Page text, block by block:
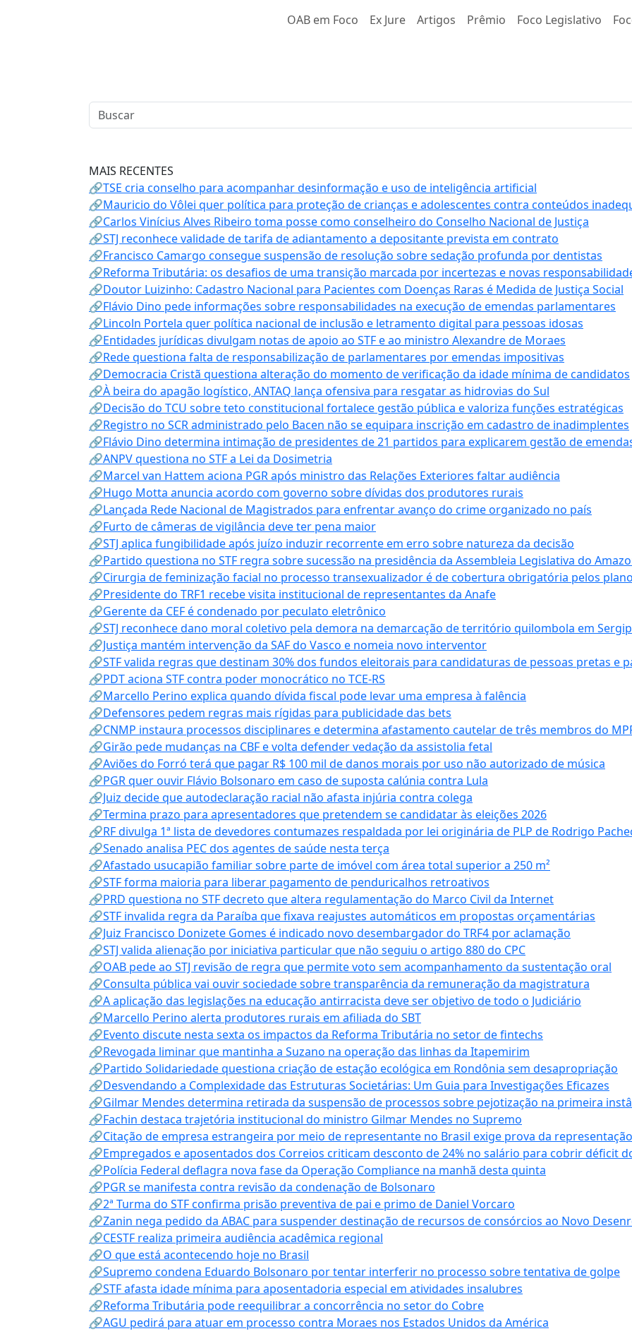
OAB em Foco Ex Jure Artigos Prêmio Foco Legislativo
MAIS RECENTES
🔗TSE cria conselho para acompanhar desinformação e uso de inteligência artificial
🔗Mauricio do Vôlei quer política para proteção de crianças e adolescentes contra conteúdos
🔗Carlos Vinícius Alves Ribeiro toma posse como conselheiro do Conselho Nacional de Justiça
🔗STJ reconhece validade de tarifa de adiantamento a depositante prevista em contrato
🔗Francisco Camargo consegue suspensão de resolução sobre sedação profunda por dentistas
🔗Reforma Tributária: os desafios de uma transição marcada por incertezas e novas
🔗Doutor Luizinho: Cadastro Nacional para Pacientes com Doenças Raras é Medida de Justiça Social
🔗Flávio Dino pede informações sobre responsabilidades na execução de emendas parlamentares
🔗Lincoln Portela quer política nacional de inclusão e letramento digital para pessoas idosas
🔗Entidades jurídicas divulgam notas de apoio ao STF e ao ministro Alexandre de Moraes
🔗Rede questiona falta de responsabilização de parlamentares por emendas impositivas
🔗Democracia Cristã questiona alteração do momento de verificação da idade mínima de candidatos
🔗À beira do apagão logístico, ANTAQ lança ofensiva para resgatar as hidrovias do Sul
🔗Decisão do TCU sobre teto constitucional fortalece gestão pública e valoriza funções estratégicas
🔗Registro no SCR administrado pelo Bacen não se equipara inscrição em cadastro de inadimplentes
🔗Flávio Dino determina intimação de presidentes de 21 partidos para explicarem gestão de
🔗ANPV questiona no STF a Lei da Dosimetria
🔗Marcel van Hattem aciona PGR após ministro das Relações Exteriores faltar audiência
🔗Hugo Motta anuncia acordo com governo sobre dívidas dos produtores rurais
🔗Lançada Rede Nacional de Magistrados para enfrentar avanço do crime organizado no país
🔗Furto de câmeras de vigilância deve ter pena maior
🔗STJ aplica fungibilidade após juízo induzir recorrente em erro sobre natureza da decisão
🔗Partido questiona no STF regra sobre sucessão na presidência da Assembleia Legislativa do
🔗Cirurgia de feminização facial no processo transexualizador é de cobertura obrigatória pelos
🔗Presidente do TRF1 recebe visita institucional de representantes da Anafe
🔗Gerente da CEF é condenado por peculato eletrônico
🔗STJ reconhece dano moral coletivo pela demora na demarcação de território quilombola em
🔗Justiça mantém intervenção da SAF do Vasco e nomeia novo interventor
🔗STF valida regras que destinam 30% dos fundos eleitorais para candidaturas de pessoas pretas e
🔗PDT aciona STF contra poder monocrático no TCE-RS
🔗Marcello Perino explica quando dívida fiscal pode levar uma empresa à falência
🔗Defensores pedem regras mais rígidas para publicidade das bets
🔗CNMP instaura processos disciplinares e determina afastamento cautelar de três membros do
🔗Girão pede mudanças na CBF e volta defender vedação da assistolia fetal
🔗Aviões do Forró terá que pagar R$ 100 mil de danos morais por uso não autorizado de música
🔗PGR quer ouvir Flávio Bolsonaro em caso de suposta calúnia contra Lula
🔗Juiz decide que autodeclaração racial não afasta injúria contra colega
🔗Termina prazo para apresentadores que pretendem se candidatar às eleições 2026
🔗RF divulga 1ª lista de devedores contumazes respaldada por lei originária de PLP de Rodrigo
🔗Senado analisa PEC dos agentes de saúde nesta terça
🔗Afastado usucapião familiar sobre parte de imóvel com área total superior a 250 m²
🔗STF forma maioria para liberar pagamento de penduricalhos retroativos
🔗PRD questiona no STF decreto que altera regulamentação do Marco Civil da Internet
🔗STF invalida regra da Paraíba que fixava reajustes automáticos em propostas orçamentárias
🔗Juiz Francisco Donizete Gomes é indicado novo desembargador do TRF4 por aclamação
🔗STJ valida alienação por iniciativa particular que não seguiu o artigo 880 do CPC
🔗OAB pede ao STJ revisão de regra que permite voto sem acompanhamento da sustentação oral
🔗Consulta pública vai ouvir sociedade sobre transparência da remuneração da magistratura
🔗A aplicação das legislações na educação antirracista deve ser objetivo de todo o Judiciário
🔗Marcello Perino alerta produtores rurais em afiliada do SBT
🔗Evento discute nesta sexta os impactos da Reforma Tributária no setor de fintechs
🔗Revogada liminar que mantinha a Suzano na operação das linhas da Itapemirim
🔗Partido Solidariedade questiona criação de estação ecológica em Rondônia sem desapropriação
🔗Desvendando a Complexidade das Estruturas Societárias: Um Guia para Investigações Eficazes
🔗Gilmar Mendes determina retirada da suspensão de processos sobre pejotização na primeira
🔗Fachin destaca trajetória institucional do ministro Gilmar Mendes no Supremo
🔗Citação de empresa estrangeira por meio de representante no Brasil exige prova da representação
🔗Empregados e aposentados dos Correios criticam desconto de 24% no salário para cobrir déficit
🔗Polícia Federal deflagra nova fase da Operação Compliance na manhã desta quinta
🔗PGR se manifesta contra revisão da condenação de Bolsonaro
🔗2ª Turma do STF confirma prisão preventiva de pai e primo de Daniel Vorcaro
🔗Zanin nega pedido da ABAC para suspender destinação de recursos de consórcios ao Novo
🔗CESTF realiza primeira audiência acadêmica regional
🔗O que está acontecendo hoje no Brasil
🔗Supremo condena Eduardo Bolsonaro por tentar interferir no processo sobre tentativa de golpe
🔗STF afasta idade mínima para aposentadoria especial em atividades insalubres
🔗Reforma Tributária pode reequilibrar a concorrência no setor do Cobre
🔗AGU pedirá para atuar em processo contra Moraes nos Estados Unidos da América